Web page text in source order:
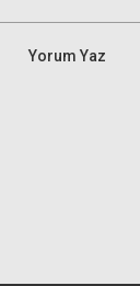
Yorum Yaz